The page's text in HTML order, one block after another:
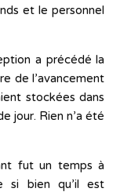
et le personnel
a précédé la
de l’avancement
stockées dans
jour. Rien n’a été
fut un temps à
si bien qu’il est